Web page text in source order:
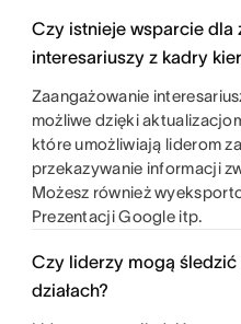
Czy istnieje wsparcie dla
interesariuszy z kadry
Zaangażowanie
możliwe dzięki
które umożliwiają liderom
przekazywanie informacji
Możesz również
Prezentacji Google itp.
Czy liderzy mogą
działach?